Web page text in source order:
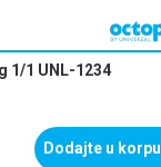
1/1 UNL-1234
Dodajte u korpu